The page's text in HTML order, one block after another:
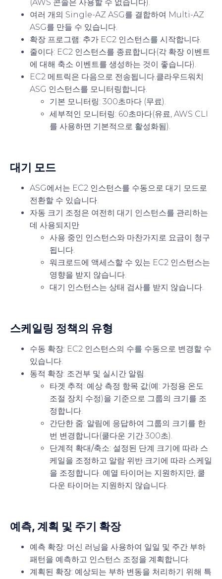
(AWS 콘솔은 사용할 수 없습니다).
여러 개의 Single-AZ ASG를 결합하여 Multi-AZ
ASG를 만들 수 있습니다.
확장 프로그램: 추가 EC2 인스턴스를 시작합니다.
줄이다: EC2 인스턴스를 종료합니다(각 확장 이벤트
에 대해 축소 이벤트를 생성하는 것이 좋습니다).
EC2 메트릭은 다음으로 전송됩니다.클라우드워치
ASG 인스턴스를 모니터링합니다.
기본 모니터링: 300초마다 (무료).
세부적인 모니터링: 60초마다(유료, AWS CLI
를 사용하면 기본적으로 활성화됨).
대기 모드
ASG에서는 EC2 인스턴스를 수동으로 대기 모드로
전환할 수 있습니다.
자동 크기 조정은 여전히 대기 인스턴스를 관리하는
데 사용되지만
사용 중인 인스턴스와 마찬가지로 요금이 청구
됩니다.
워크로드에 액세스할 수 있는 EC2 인스턴스는
영향을 받지 않습니다.
대기 인스턴스는 상태 검사를 받지 않습니다.
스케일링 정책의 유형
수동 확장: EC2 인스턴스의 수를 수동으로 변경할 수
있습니다.
동적 확장: 조건부 및 실시간 알림.
타겟 추적: 예상 측정 항목 값(예: 가정용 온도
조절 장치 수정)을 기준으로 그룹의 크기를 조
정합니다.
간단한 줌: 알림에 응답하여 그룹의 크기를 한
번 변경합니다(쿨다운 기간 300초).
단계적 확대/축소: 설정된 단계 크기에 따라 스
케일을 조정하고 알람 위반 크기에 따라 스케일
을 조정합니다. 예열 타이머는 지원하지만, 쿨
다운 타이머는 지원하지 않습니다.
예측, 계획 및 주기 확장
예측 확장: 머신 러닝을 사용하여 일일 및 주간 부하
패턴을 예측하고 인스턴스 조정을 계획합니다.
계획된 확장: 예상되는 부하 변동을 처리하기 위해 특